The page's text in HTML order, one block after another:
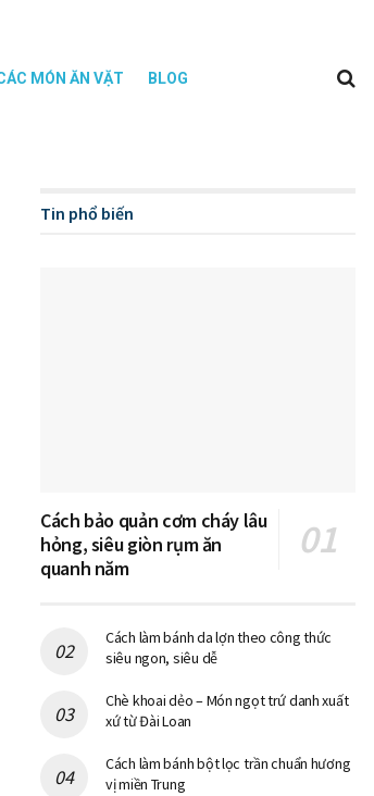
MÓN ĂN VẶT BLOG
Tin phổ biến
Cách bảo quản cơm cháy lâu
hỏng, siêu giòn rụm ăn
quanh năm
Cách làm bánh da lợn theo công thức
siêu ngon, siêu dễ
Chè khoai dẻo – Món ngọt trứ danh xuất
xứ từ Đài Loan
Cách làm bánh bột lọc trần chuẩn hương
vị miền Trung